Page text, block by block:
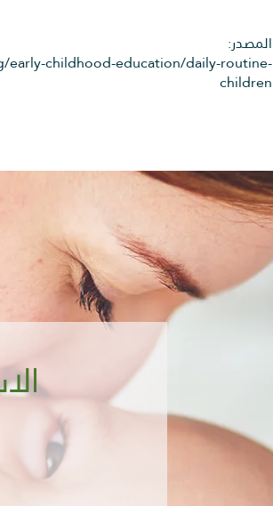
المصدر:
childhood-education/daily-routine-
children